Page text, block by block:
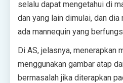
selalu dapat mengetahui di
dan yang lain dimulai, dan
ada mannequin yang
Di AS, jelasnya, menerapkan
menggunakan gambar atap
bermasalah jika diterapkan